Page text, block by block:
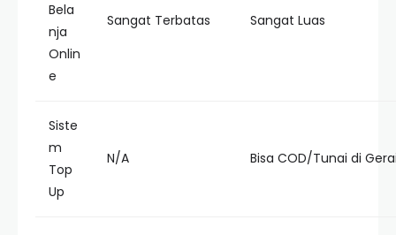
Bela
nja
Onlin
e
Sangat Terbatas Sangat Luas
Siste
m
Top
Up
N/A Bisa COD/Tunai di